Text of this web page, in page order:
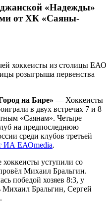
«Надежды»
от ХК «Саяны-
хоккеисты из столицы ЕАО
розыгрыша первенства
на Бире» — Хоккеисты
в двух встречах 7 и 8
«Саянам». Четыре
на предпоследнюю
среди клубов третьей
ИА ЕАОmedia.
уступили со
Михаил Бральгин.
победой хозяев 8:3, у
Михаил Бральгин, Сергей